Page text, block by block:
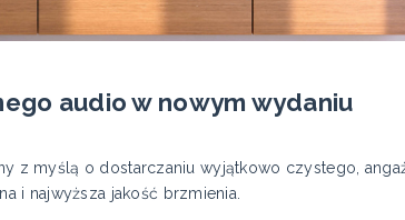
audio w nowym wydaniu
z myślą o dostarczaniu wyjątkowo czystego,
i najwyższa jakość brzmienia.